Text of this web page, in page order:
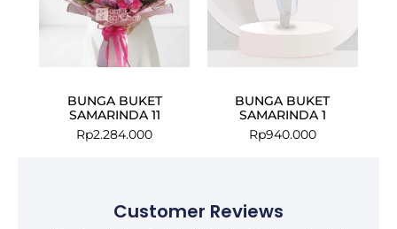
BUNGA BUKET
SAMARINDA 11
Rp2.284.000
BUNGA BUKET
SAMARINDA 1
Rp940.000
Customer Reviews